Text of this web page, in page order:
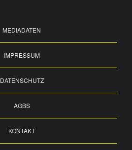
MEDIADATEN
IMPRESSUM
DATENSCHUTZ
AGBS
KONTAKT